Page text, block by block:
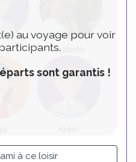
au voyage pour voir
sont garantis !
à ce loisir